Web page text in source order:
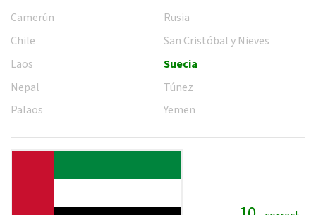
Camerún
Chile
Laos
Nepal
Palaos
Rusia
San Cristóbal y Nieves
Suecia
Túnez
Yemen